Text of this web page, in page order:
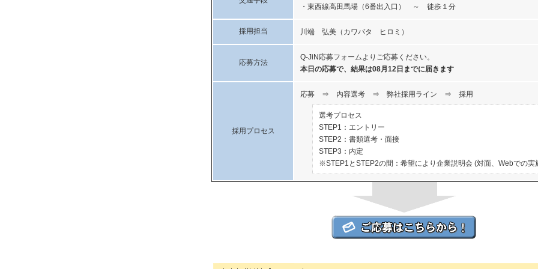
・東西線高田馬場（6番出入口） ～ 徒歩１分
採用担当 川端 弘美（カワバタ ヒロミ）
応募方法
Q-JiN応募フォームよりご応募ください。
本日の応募で、結果は08月12日までに届きます
採用プロセス
応募 ⇒ 内容選考 ⇒ 弊社採用ライン ⇒ 採用
選考プロセス
STEP1：エントリー
STEP2：書類選考・面接
STEP3：内定
※STEP1とSTEP2の間：希望により企業説明会 (対面、Webでの実